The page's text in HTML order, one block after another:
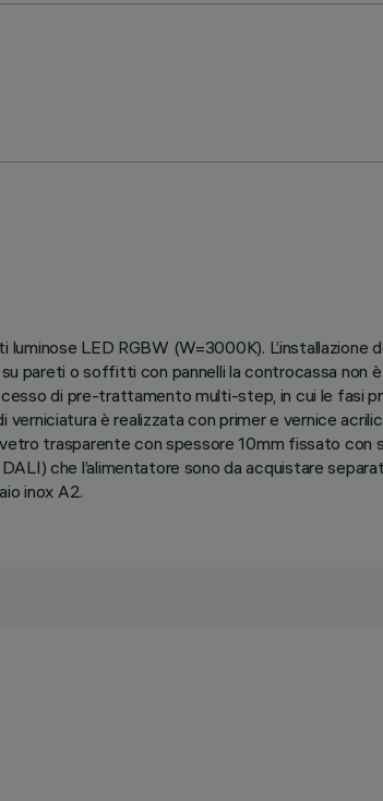
LED RGBW (W=3000K).
pareti o soffitti con pannelli la controcassa non
di pre-trattamento multi-step, in cui le fasi
è realizzata con primer e vernice
trasparente con spessore 10mm fissato
che l’alimentatore sono da acquistare
inox A2.